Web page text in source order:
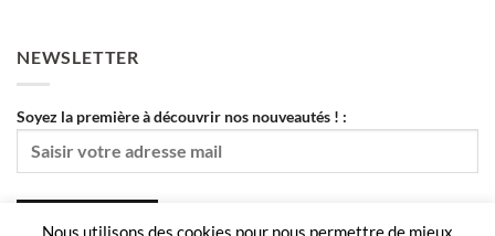
NEWSLETTER
Soyez la première à découvrir nos nouveautés ! :
Nous utilisons des cookies pour nous permettre de mieux